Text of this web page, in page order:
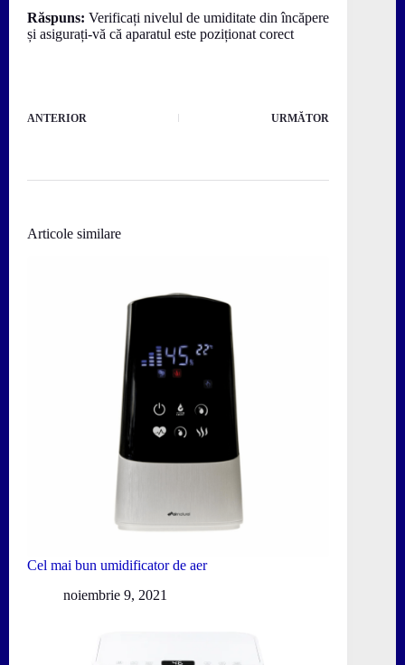
Răspuns: Verificați nivelul de umiditate din încăpere
și asigurați-vă că aparatul este poziționat corect
ANTERIOR URMĂTOR
Articole similare
Cel mai bun umidificator de aer
noiembrie 9, 2021